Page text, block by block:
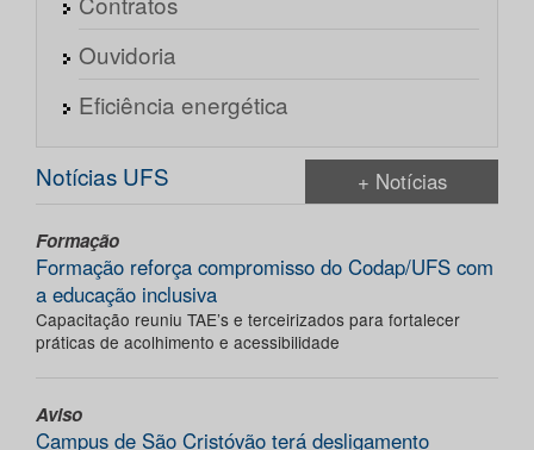
Ouvidoria
Eficiência energética
Notícias UFS + Notícias
Formação
Formação reforça compromisso do Codap/UFS com
a educação inclusiva
Capacitação reuniu TAE’s e terceirizados para fortalecer
práticas de acolhimento e acessibilidade
Aviso
Campus de São Cristóvão terá desligamento